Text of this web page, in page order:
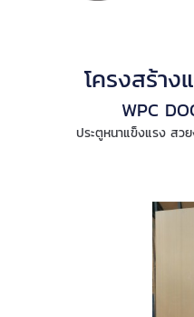
โครงสร้าง
WPC
ประตูหนาแข็งแรง สวย